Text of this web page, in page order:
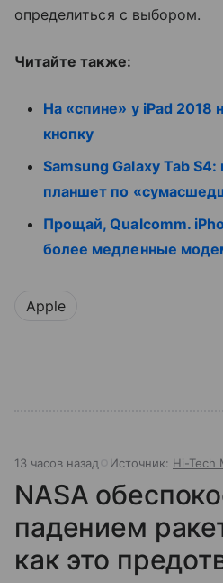
определиться с выбором.
Читайте также:
На «спине» у iPad 2018
кнопку
Samsung Galaxy Tab
планшет по
Прощай, Qualcomm.
более медленные
Apple
13 часов назад Источник: Hi-Tech
NASA
падением
как это